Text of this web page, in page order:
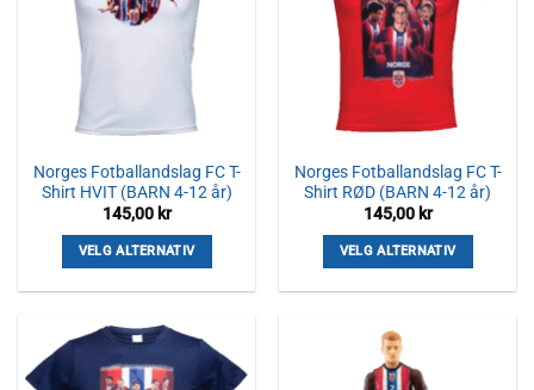
Norges Fotballandslag FC T-
Shirt HVIT (BARN 4-12 år)
145,00 kr
VELG ALTERNATIV
har
varianter.
Norges Fotballandslag FC T-
Shirt RØD (BARN 4-12 år)
145,00 kr
VELG ALTERNATIV
har
flere
varianter.